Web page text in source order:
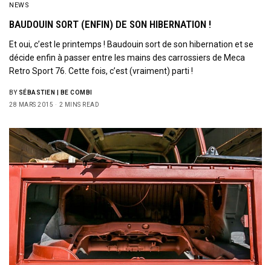
NEWS
BAUDOUIN SORT (ENFIN) DE SON HIBERNATION !
Et oui, c’est le printemps ! Baudouin sort de son hibernation et se
décide enfin à passer entre les mains des carrossiers de Meca
Retro Sport 76. Cette fois, c’est (vraiment) parti !
BY SÉBASTIEN | BE COMBI
28 MARS 2015
2 MINS READ